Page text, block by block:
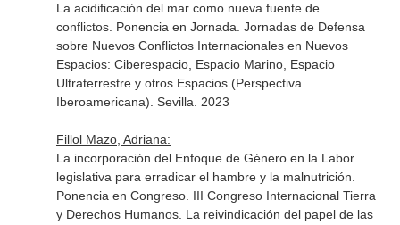
La acidificación del mar como nueva fuente de
conflictos. Ponencia en Jornada. Jornadas de Defensa
sobre Nuevos Conflictos Internacionales en Nuevos
Espacios: Ciberespacio, Espacio Marino, Espacio
Ultraterrestre y otros Espacios (Perspectiva
Iberoamericana). Sevilla. 2023
Fillol Mazo, Adriana:
La incorporación del Enfoque de Género en la Labor
legislativa para erradicar el hambre y la malnutrición.
Ponencia en Congreso. III Congreso Internacional Tierra
y Derechos Humanos. La reivindicación del papel de las